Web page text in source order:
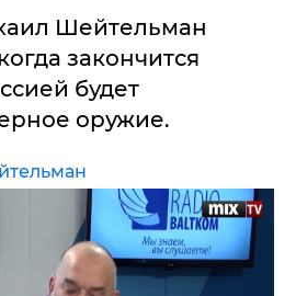
Шейтельман
закончится
будет
оружие.